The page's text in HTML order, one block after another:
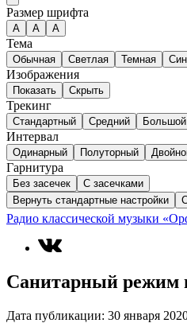
Размер шрифта
А A A
Тема
Обычная Светлая Темная
Изображения
Показать Скрыть
Трекинг
Стандартный Средний Большой
Интервал
Одинарный Полуторный
Гарнитура
Без засечек
С засечками
Вернуть стандартные настройки
Радио классической музыки
Санитарный режим
Дата публикации: 30 января